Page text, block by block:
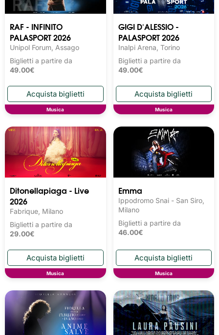
RAF - INFINITO
PALASPORT 2026
Unipol Forum, Assago
Biglietti a partire da
49.00€
Musica
GIGI D'ALESSIO -
PALASPORT 2026
Inalpi Arena, Torino
Biglietti a partire da
49.00€
Musica
Ditonellapiaga - Live
2026
Fabrique, Milano
Biglietti a partire da
29.00€
Musica
Emma
Ippodromo Snai - San Siro,
Milano
Biglietti a partire da
46.00€
Musica